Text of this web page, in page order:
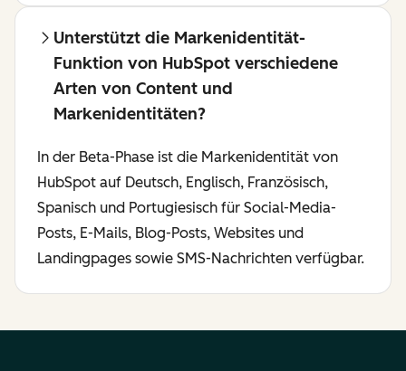
Unterstützt die Markenidentität-
Funktion von HubSpot verschiedene
Arten von Content und
Markenidentitäten?
In der Beta-Phase ist die Markenidentität von
HubSpot auf Deutsch, Englisch, Französisch,
Spanisch und Portugiesisch für Social-Media-
Posts, E-Mails, Blog-Posts, Websites und
Landingpages sowie SMS-Nachrichten verfügbar.